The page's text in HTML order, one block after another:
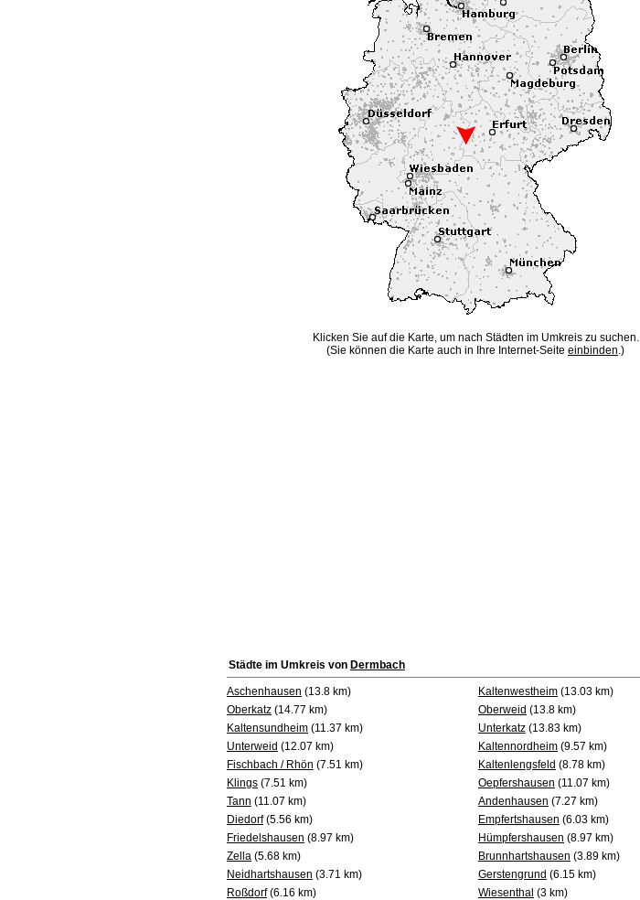
Klicken Sie auf die Karte, um nach Städten im Umkreis zu suchen.
(Sie können die Karte auch in Ihre Internet-Seite einbinden.)
Städte im Umkreis von Dermbach
Aschenhausen (13.8 km) Kaltenwestheim (13.03 km)
Oberkatz (14.77 km) Oberweid (13.8 km)
Kaltensundheim (11.37 km) Unterkatz (13.83 km)
Unterweid (12.07 km) Kaltennordheim (9.57 km)
Fischbach / Rhön (7.51 km) Kaltenlengsfeld (8.78 km)
Klings (7.51 km) Oepfershausen (11.07 km)
Tann (11.07 km) Andenhausen (7.27 km)
Diedorf(5.56 km) Empfertshausen (6.03 km)
Friedelshausen (8.97 km) Hümpfershausen (8.97 km)
Zella (5.68 km) Brunnhartshausen (3.89 km)
Neidhartshausen (3.71 km) Gerstengrund (6.15 km)
Roßdorf(6.16 km) Wiesenthal (3 km)